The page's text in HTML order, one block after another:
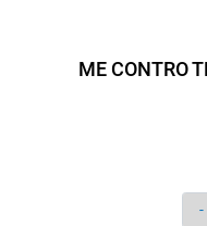
ME CONTRO